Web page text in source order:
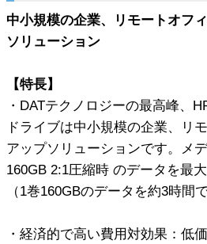
中小規模の企業、リモートオフ
ソリューション
【特長】
・DATテクノロジーの最高峰、
ドライブは中小規模の企業、リ
アップソリューションです。メ
160GB 2:1圧縮時 のデータを最
（1巻160GBのデータを約3時間
・経済的で高い費用対効果：低